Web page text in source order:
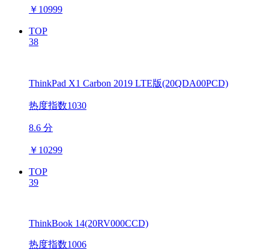
￥ 10999
TOP
38
ThinkPad X1 Carbon 2019 LTE版(20QDA00PCD)
热度指数1030
8.6 分
￥ 10299
TOP
39
ThinkBook 14(20RV000CCD)
热度指数1006